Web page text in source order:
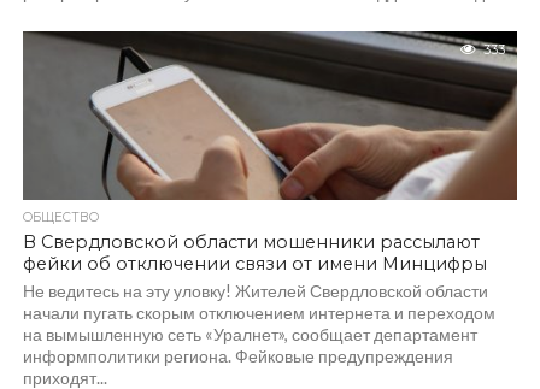
333
ОБЩЕСТВО
В Свердловской области мошенники рассылают
фейки об отключении связи от имени Минцифры
Не ведитесь на эту уловку! Жителей Свердловской области
начали пугать скорым отключением интернета и переходом
на вымышленную сеть «Уралнет», сообщает департамент
информполитики региона. Фейковые предупреждения
приходят...